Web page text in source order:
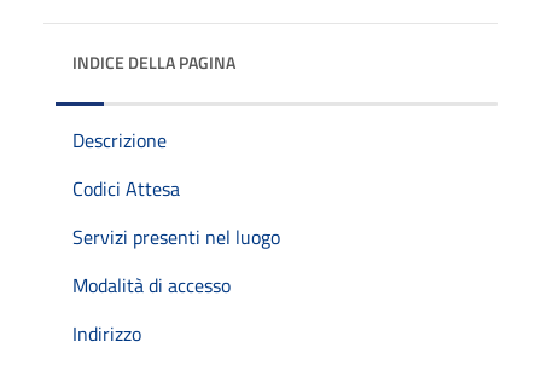
INDICE DELLA PAGINA
Descrizione
Codici Attesa
Servizi presenti nel luogo
Modalità di accesso
Indirizzo